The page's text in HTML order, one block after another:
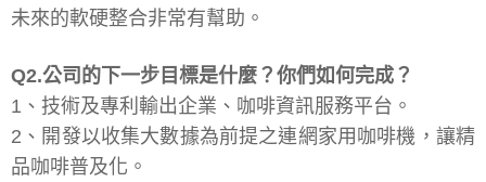
未來的軟硬整合非常有幫助。
Q2.公司的下一步目標是什麼？你們如何完成？
1、技術及專利輸出企業、咖啡資訊服務平台。
2、開發以收集大數據為前提之連網家用咖啡機，讓精
品咖啡普及化。